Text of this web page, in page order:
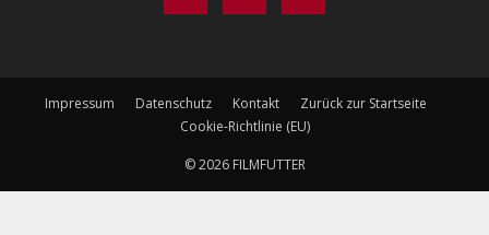
Impressum Datenschutz Kontakt
Zurück zur Startseite
Cookie-Richtlinie (EU)
© 2026 FILMFUTTER